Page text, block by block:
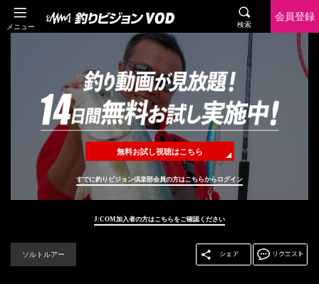
メニュー 検索
会員登録
無料お試し視聴はこちら
すでに釣りビジョン倶楽部会員の方はこちらからログイン
J:COM加入者の方はこちらをご確認ください
ソルトルアー